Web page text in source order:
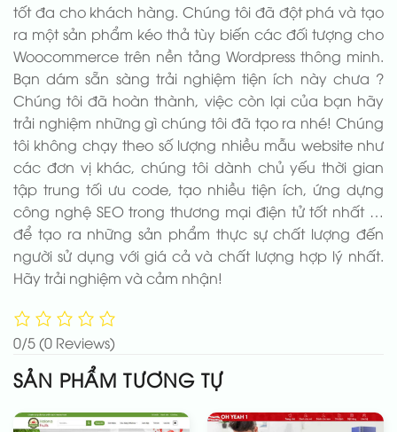
tốt đa cho khách hàng. Chúng tôi đã đột phá và tạo
ra một sản phẩm kéo thả tùy biến các đối tượng cho
Woocommerce trên nền tảng Wordpress thông minh.
Bạn dám sẵn sàng trải nghiệm tiện ích này chưa ?
Chúng tôi đã hoàn thành, việc còn lại của bạn hãy
trải nghiệm những gì chúng tôi đã tạo ra nhé! Chúng
tôi không chạy theo số lượng nhiều mẫu website như
các đơn vị khác, chúng tôi dành chủ yếu thời gian
tập trung tối ưu code, tạo nhiều tiện ích, ứng dựng
công nghệ SEO trong thương mại điện tử tốt nhất …
để tạo ra những sản phẩm thực sự chất lượng đến
người sử dụng với giá cả và chất lượng hợp lý nhất.
Hãy trải nghiệm và cảm nhận!
0/5(0 Reviews)
SẢN PHẨM TƯƠNG TỰ